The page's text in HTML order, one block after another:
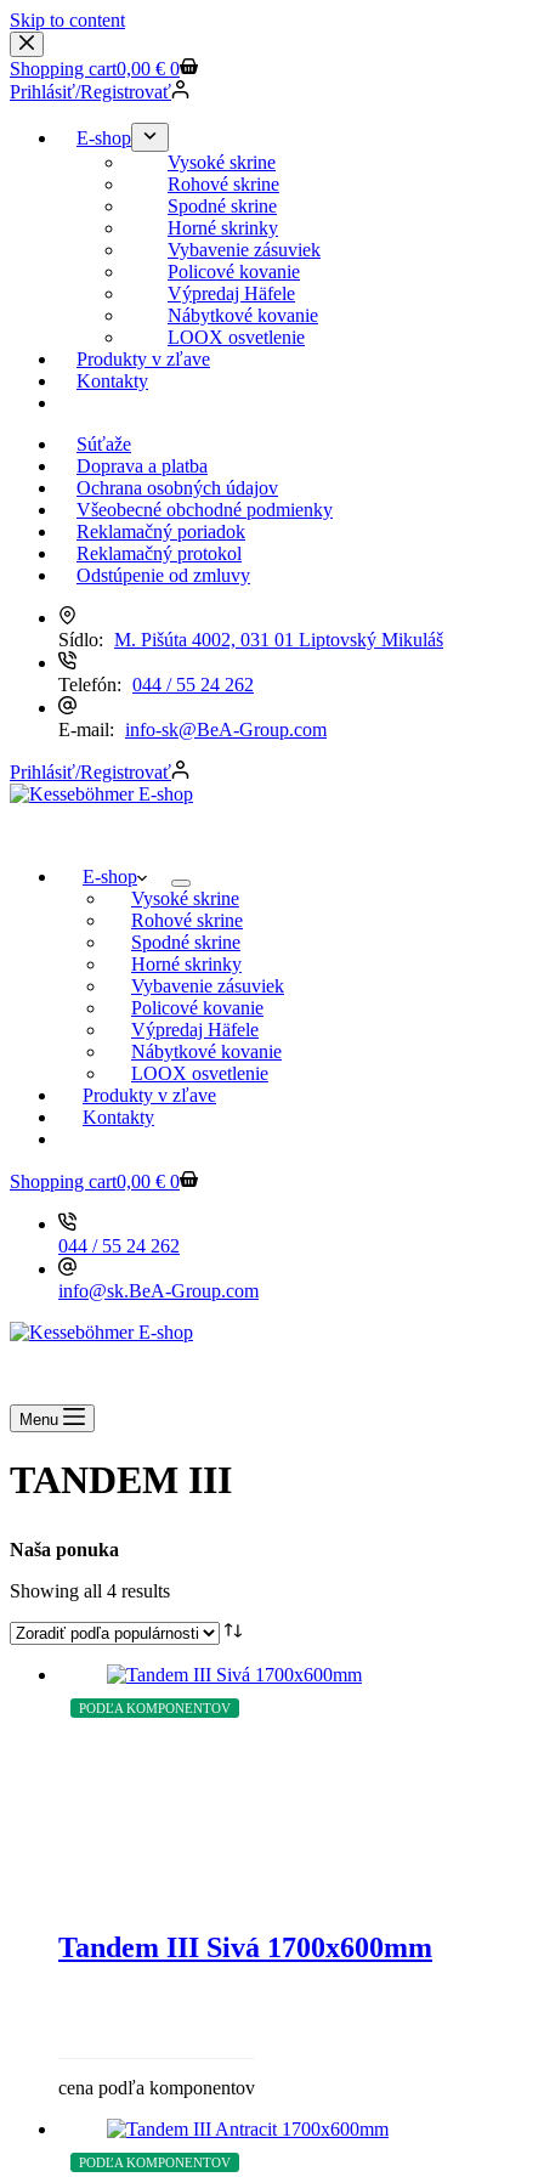
Skip to content
Shopping cart0,00 € 0
Prihlásiť/Registrovať
E-shop
Vysoké skrine
Rohové skrine
Spodné skrine
Horné skrinky
Vybavenie zásuviek
Policové kovanie
Výpredaj Häfele
Nábytkové kovanie
LOOX osvetlenie
Produkty v zľave
Kontakty
Súťaže
Doprava a platba
Ochrana osobných údajov
Všeobecné obchodné podmienky
Reklamačný poriadok
Reklamačný protokol
Odstúpenie od zmluvy
Sídlo: M. Pišúta 4002, 031 01 Liptovský Mikuláš
Telefón: 044 / 55 24 262
E-mail: info-sk@BeA-Group.com
Prihlásiť/Registrovať
E-shop
Vysoké skrine
Rohové skrine
Spodné skrine
Horné skrinky
Vybavenie zásuviek
Policové kovanie
Výpredaj Häfele
Nábytkové kovanie
LOOX osvetlenie
Produkty v zľave
Kontakty
Shopping cart0,00 € 0
044 / 55 24 262
info@sk.BeA-Group.com
Menu
TANDEM III
Naša ponuka
Showing all 4 results
PODĽA KOMPONENTOV
Tandem III Sivá 1700x600mm
cena podľa komponentov
PODĽA KOMPONENTOV